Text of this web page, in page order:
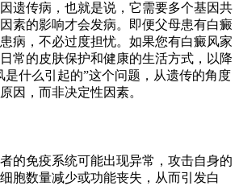
遗传病，也就是说，它需要多个基因共
素的影响才会发病。即便父母患有白癜
病，不必过度担忧。如果您有白癜风家
常的皮肤保护和健康的生活方式，以降
是什么引起的”这个问题，从遗传的角度
因，而非决定性因素。
的免疫系统可能出现异常，攻击自身的
胞数量减少或功能丧失，从而引发白